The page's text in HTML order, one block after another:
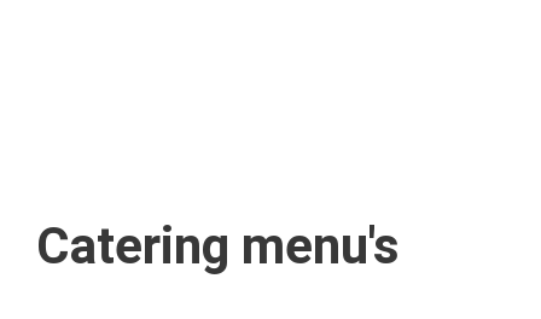
Catering menu's